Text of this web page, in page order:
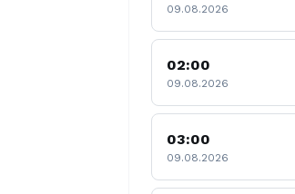
09.08.2026
02:00
09.08.2026
03:00
09.08.2026